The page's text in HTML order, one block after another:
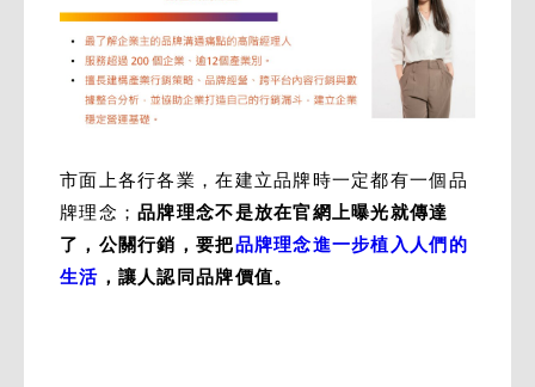
市面上各行各業，在建立品牌時一定都有一個品
牌理念；品牌理念不是放在官網上曝光就傳達
了，公關行銷，要把品牌理念進一步植入人們的
生活 ，讓人認同品牌價值。